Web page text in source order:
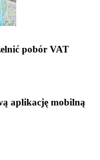
pobór VAT
aplikację mobilną